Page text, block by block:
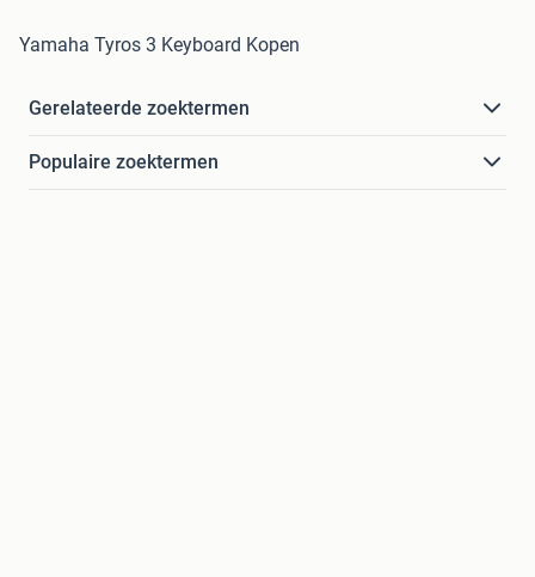
Yamaha Tyros 3 Keyboard Kopen
Gerelateerde zoektermen
Populaire zoektermen